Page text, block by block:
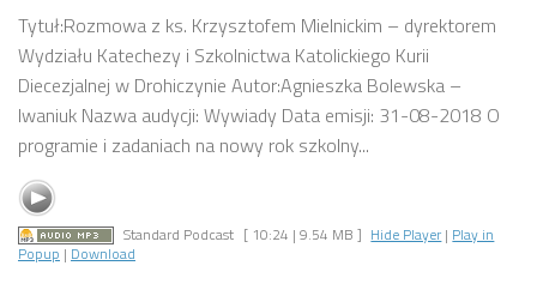
Tytuł:Rozmowa z ks. Krzysztofem Mielnickim – dyrektorem
Wydziału Katechezy i Szkolnictwa Katolickiego Kurii
Diecezjalnej w Drohiczynie Autor:Agnieszka Bolewska –
Iwaniuk Nazwa audycji: Wywiady Data emisji: 31-08-2018 O
programie i zadaniach na nowy rok szkolny...
Standard Podcast [ 10:24 | 9.54 MB ] Hide Player | Play in
Popup | Download